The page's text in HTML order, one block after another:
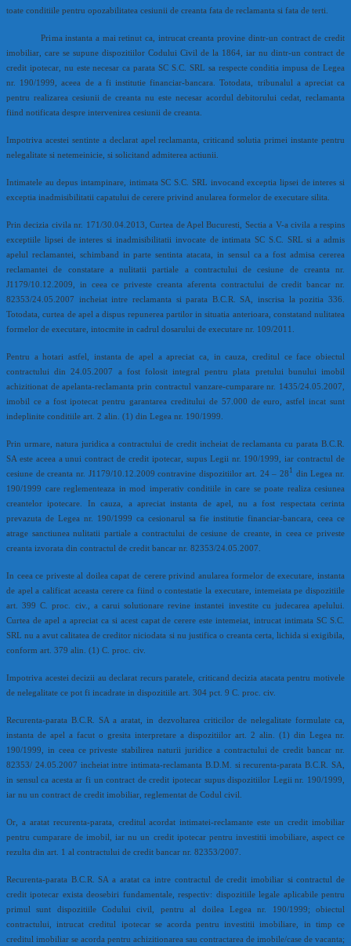
toate conditiile pentru opozabilitatea cesiunii de creanta fata de reclamanta si fata de terti.
Prima instanta a mai retinut ca, intrucat creanta provine dintr-un contract de credit
imobiliar, care se supune dispozitiilor Codului Civil de la 1864, iar nu dintr-un contract de
credit ipotecar, nu este necesar ca parata SC S.C. SRL sa respecte conditia impusa de Legea
nr. 190/1999, aceea de a fi institutie financiar-bancara. Totodata, tribunalul a apreciat ca
pentru realizarea cesiunii de creanta nu este necesar acordul debitorului cedat, reclamanta
fiind notificata despre intervenirea cesiunii de creanta.
Impotriva acestei sentinte a declarat apel reclamanta, criticand solutia primei instante pentru
nelegalitate si netemeinicie, si solicitand admiterea actiunii.
Intimatele au depus intampinare, intimata SC S.C. SRL invocand exceptia lipsei de interes si
exceptia inadmisibilitatii capatului de cerere privind anularea formelor de executare silita.
Prin decizia civila nr. 171/30.04.2013, Curtea de Apel Bucuresti, Sectia a V-a civila a respins
exceptiile lipsei de interes si inadmisibilitatii invocate de intimata SC S.C. SRL si a admis
apelul reclamantei, schimband in parte sentinta atacata, in sensul ca a fost admisa cererea
reclamantei de constatare a nulitatii partiale a contractului de cesiune de creanta nr.
J1179/10.12.2009, in ceea ce priveste creanta aferenta contractului de credit bancar nr.
82353/24.05.2007 incheiat intre reclamanta si parata B.C.R. SA, inscrisa la pozitia 336.
Totodata, curtea de apel a dispus repunerea partilor in situatia anterioara, constatand nulitatea
formelor de executare, intocmite in cadrul dosarului de executare nr. 109/2011.
Pentru a hotari astfel, instanta de apel a apreciat ca, in cauza, creditul ce face obiectul
contractului din 24.05.2007 a fost folosit integral pentru plata pretului bunului imobil
achizitionat de apelanta-reclamanta prin contractul vanzare-cumparare nr. 1435/24.05.2007,
imobil ce a fost ipotecat pentru garantarea creditului de 57.000 de euro, astfel incat sunt
indeplinite conditiile art. 2 alin. (1) din Legea nr. 190/1999.
Prin urmare, natura juridica a contractului de credit incheiat de reclamanta cu parata B.C.R.
SA este aceea a unui contract de credit ipotecar, supus Legii nr. 190/1999, iar contractul de
cesiune de creanta nr. J1179/10.12.2009 contravine dispozitiilor art. 24 – 28 1
din Legea nr.
190/1999 care reglementeaza in mod imperativ conditiile in care se poate realiza cesiunea
creantelor ipotecare. In cauza, a apreciat instanta de apel, nu a fost respectata cerinta
prevazuta de Legea nr. 190/1999 ca cesionarul sa fie institutie financiar-bancara, ceea ce
atrage sanctiunea nulitatii partiale a contractului de cesiune de creante, in ceea ce priveste
creanta izvorata din contractul de credit bancar nr. 82353/24.05.2007.
In ceea ce priveste al doilea capat de cerere privind anularea formelor de executare, instanta
de apel a calificat aceasta cerere ca fiind o contestatie la executare, intemeiata pe dispozitiile
art. 399 C. proc. civ., a carui solutionare revine instantei investite cu judecarea apelului.
Curtea de apel a apreciat ca si acest capat de cerere este intemeiat, intrucat intimata SC S.C.
SRL nu a avut calitatea de creditor niciodata si nu justifica o creanta certa, lichida si exigibila,
conform art. 379 alin. (1) C. proc. civ.
Impotriva acestei decizii au declarat recurs paratele, criticand decizia atacata pentru motivele
de nelegalitate ce pot fi incadrate in dispozitiile art. 304 pct. 9 C. proc. civ.
Recurenta-parata B.C.R. SA a aratat, in dezvoltarea criticilor de nelegalitate formulate ca,
instanta de apel a facut o gresita interpretare a dispozitiilor art. 2 alin. (1) din Legea nr.
190/1999, in ceea ce priveste stabilirea naturii juridice a contractului de credit bancar nr.
82353/ 24.05.2007 incheiat intre intimata-reclamanta B.D.M. si recurenta-parata B.C.R. SA,
in sensul ca acesta ar fi un contract de credit ipotecar supus dispozitiilor Legii nr. 190/1999,
iar nu un contract de credit imobiliar, reglementat de Codul civil.
Or, a aratat recurenta-parata, creditul acordat intimatei-reclamante este un credit imobiliar
pentru cumparare de imobil, iar nu un credit ipotecar pentru investitii imobiliare, aspect ce
rezulta din art. 1 al contractului de credit bancar nr. 82353/2007.
Recurenta-parata B.C.R. SA a aratat ca intre contractul de credit imobiliar si contractul de
credit ipotecar exista deosebiri fundamentale, respectiv: dispozitiile legale aplicabile pentru
primul sunt dispozitiile Codului civil, pentru al doilea Legea nr. 190/1999; obiectul
contractului, intrucat creditul ipotecar se acorda pentru investitii imobiliare, in timp ce
creditul imobiliar se acorda pentru achizitionarea sau contractarea de imobile/case de vacanta;